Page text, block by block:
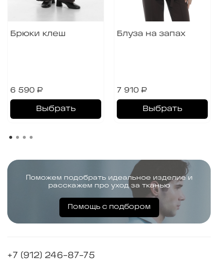
Брюки клеш
6 590 ₽
Выбрать
Блуза на запах
7 910 ₽
Выбрать
Поможем подобрать идеальное изделие и
расскажем про уход за тканью
Помощь с подбором
+7 (912) 246-87-75